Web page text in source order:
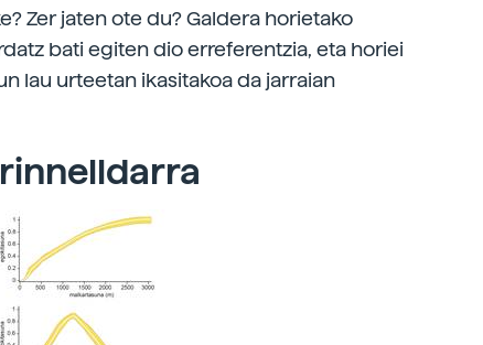
Zer jaten ote du? Galdera horietako
bati egiten dio erreferentzia, eta horiei
lau urteetan ikasitakoa da jarraian